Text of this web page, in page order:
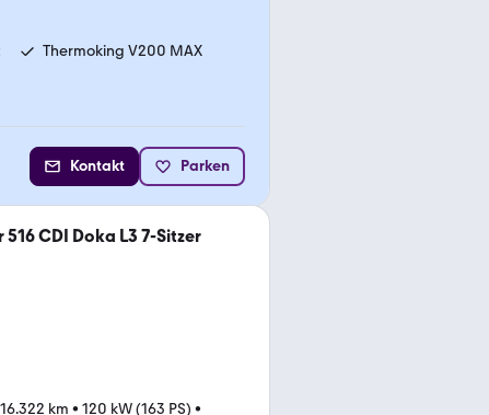
Thermoking V200 MAX
Kontakt Parken
CDI Doka L3 7-Sitzer
km • 120 kW (163 PS) •